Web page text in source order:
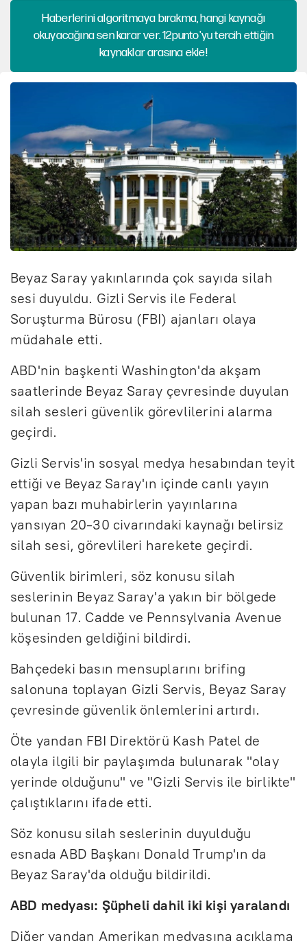
Haberlerini algoritmaya bırakma, hangi kaynağı
okuyacağına sen karar ver. 12punto'yu tercih ettiğin
kaynaklar arasına ekle!
Beyaz Saray yakınlarında çok sayıda silah
sesi duyuldu. Gizli Servis ile Federal
Soruşturma Bürosu (FBI) ajanları olaya
müdahale etti.
ABD'nin başkenti Washington'da akşam
saatlerinde Beyaz Saray çevresinde duyulan
silah sesleri güvenlik görevlilerini alarma
geçirdi.
Gizli Servis'in sosyal medya hesabından teyit
ettiği ve Beyaz Saray'ın içinde canlı yayın
yapan bazı muhabirlerin yayınlarına
yansıyan 20-30 civarındaki kaynağı belirsiz
silah sesi, görevlileri harekete geçirdi.
Güvenlik birimleri, söz konusu silah
seslerinin Beyaz Saray'a yakın bir bölgede
bulunan 17. Cadde ve Pennsylvania Avenue
köşesinden geldiğini bildirdi.
Bahçedeki basın mensuplarını brifing
salonuna toplayan Gizli Servis, Beyaz Saray
çevresinde güvenlik önlemlerini artırdı.
Öte yandan FBI Direktörü Kash Patel de
olayla ilgili bir paylaşımda bulunarak "olay
yerinde olduğunu" ve "Gizli Servis ile birlikte"
çalıştıklarını ifade etti.
Söz konusu silah seslerinin duyulduğu
esnada ABD Başkanı Donald Trump'ın da
Beyaz Saray'da olduğu bildirildi.
ABD medyası: Şüpheli dahil iki kişi yaralandı
Diğer yandan Amerikan medyasına açıklama